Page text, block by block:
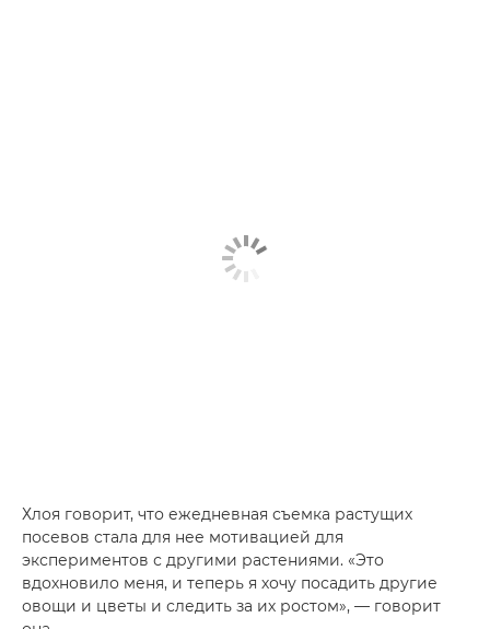
Хлоя говорит, что ежедневная съемка растущих
посевов стала для нее мотивацией для
экспериментов с другими растениями. «Это
вдохновило меня, и теперь я хочу посадить другие
овощи и цветы и следить за их ростом», — говорит